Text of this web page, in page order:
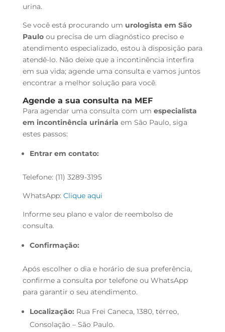
urina.
Se você está procurando um urologista em São
Pauloou precisa de um diagnóstico preciso e
atendimento especializado, estou à disposição para
atendê-lo. Não deixe que a incontinência interfira
em sua vida; agende uma consulta e vamos juntos
encontrar a melhor solução para você.
Agende a sua consulta na MEF
Para agendar uma consulta com um especialista
em incontinência urinária em São Paulo, siga
estes passos:
Entrar em contato:
Telefone: (11) 3289-3195
WhatsApp: Clique aqui
Informe seu plano e valor de reembolso de
consulta.
Confirmação:
Após escolher o dia e horário de sua preferência,
confirme a consulta por telefone ou WhatsApp
para garantir o seu atendimento.
Localização: Rua Frei Caneca, 1380, térreo,
Consolação – São Paulo.